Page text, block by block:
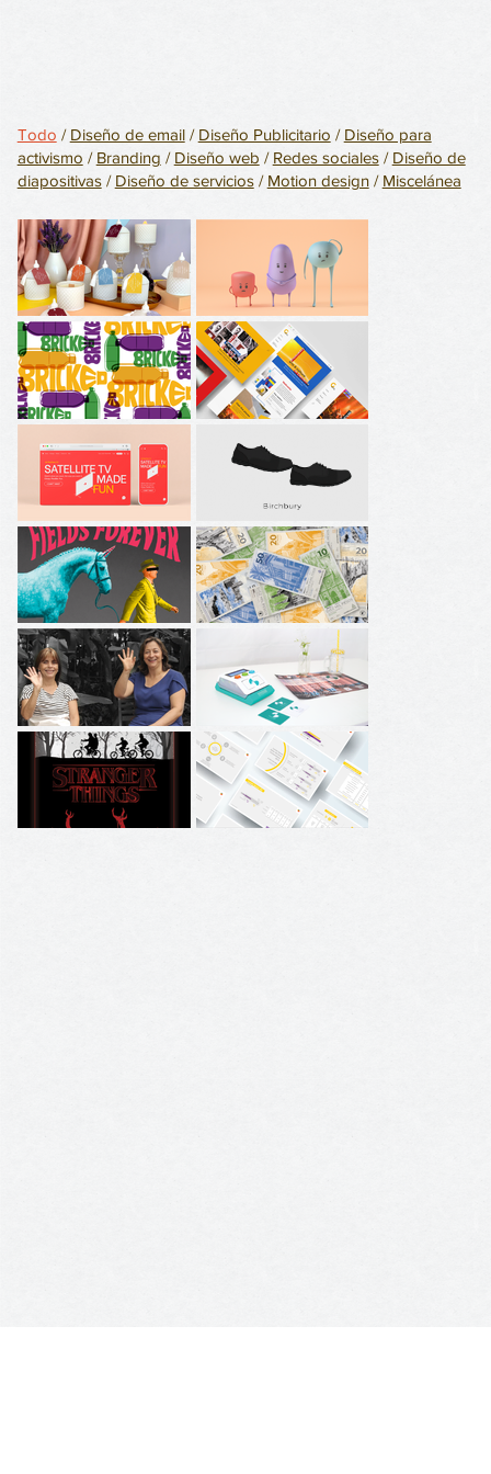
Todo / Diseño de email/ Diseño Publicitario / Diseño para
activismo / Branding / Diseño web / Redes sociales/ Diseño de
diapositivas/ Diseño de servicios/ Motion design/ Miscelánea